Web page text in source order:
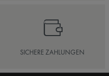
SICHERE ZAHLUNGEN